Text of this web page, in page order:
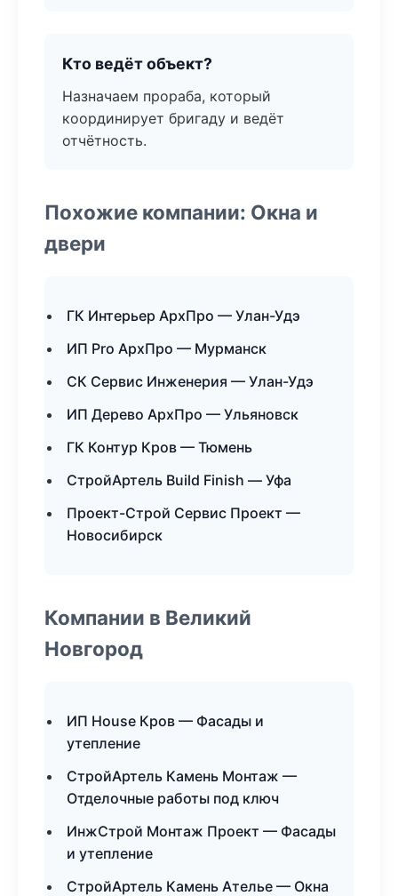
Кто ведёт объект?
Назначаем прораба, который
координирует бригаду и ведёт
отчётность.
Похожие компании: Окна и
двери
ГК Интерьер АрхПро — Улан-Удэ
ИП Pro АрхПро — Мурманск
СК Сервис Инженерия — Улан-Удэ
ИП Дерево АрхПро — Ульяновск
ГК Контур Кров — Тюмень
СтройАртель Build Finish — Уфа
Проект-Строй Сервис Проект —
Новосибирск
Компании в Великий
Новгород
ИП House Кров — Фасады и
утепление
СтройАртель Камень Монтаж —
Отделочные работы под ключ
ИнжСтрой Монтаж Проект — Фасады
и утепление
СтройАртель Камень Ателье — Окна